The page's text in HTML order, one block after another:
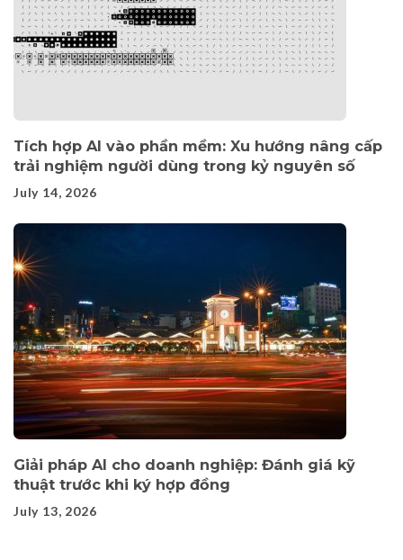
Tích hợp AI vào phần mềm: Xu hướng nâng cấp
trải nghiệm người dùng trong kỷ nguyên số
July 14, 2026
Giải pháp AI cho doanh nghiệp: Đánh giá kỹ
thuật trước khi ký hợp đồng
July 13, 2026